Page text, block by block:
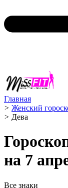
Главная
> Женский
> Дева ️
на 7
Все знаки